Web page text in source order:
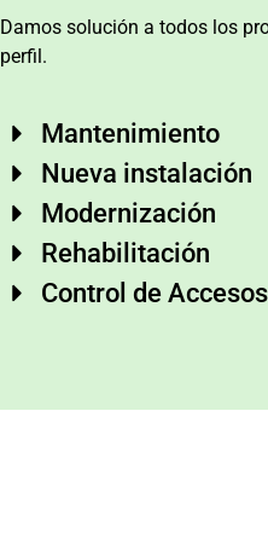
Damos solución a todos los
perfil.
Mantenimiento
Nueva instalación
Modernización
Rehabilitación
Control de Accesos